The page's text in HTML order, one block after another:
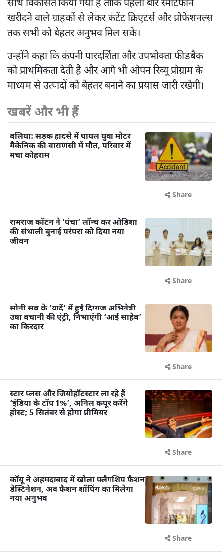
साथ विकसित किया गया है ताकि पहली बार स्मार्टफोन
खरीदने वाले ग्राहकों से लेकर कंटेंट क्रिएटर्स और प्रोफेशनल्स
तक सभी को बेहतर अनुभव मिल सके।
उन्होंने कहा कि कंपनी पारदर्शिता और उपभोक्ता फीडबैक
को प्राथमिकता देती है और आगे भी ओपन रिव्यू प्रोग्राम के
माध्यम से उत्पादों को बेहतर बनाने का प्रयास जारी रखेगी।
खबरें और भी हैं
बलिया: सड़क हादसे में घायल युवा मोटर
मैकेनिक की वाराणसी में मौत, परिवार में
मचा कोहराम
Share
रामराज कॉटन ने ‘पंचा’ लॉन्च कर ओडिशा
की संथाली बुनाई परंपरा को दिया नया
जीवन
Share
सोनी सब के ‘यादें’ में हुईं दिग्गज अभिनेत्री
उषा बचानी की एंट्री, निभाएंगी ‘आई साहेब’
का किरदार
Share
स्टार प्लस और जियोहॉटस्टार ला रहे हैं
‘इंडिया के टॉप 1%’, अनिल कपूर करेंगे
होस्ट; 5 सितंबर से होगा प्रीमियर
Share
कॉयू ने अहमदाबाद में खोला फ्लैगशिप फैशन
डेस्टिनेशन, अब फैशन शॉपिंग का मिलेगा
नया अनुभव
Share